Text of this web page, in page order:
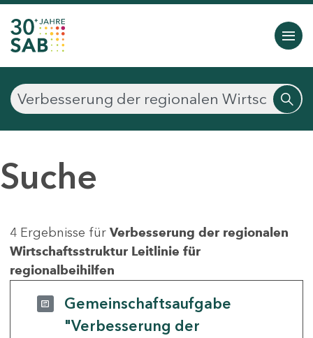
Suche
4 Ergebnisse für Verbesserung der regionalen
Wirtschaftsstruktur Leitlinie für
regionalbeihilfen
Gemeinschaftsaufgabe
"Verbesserung der